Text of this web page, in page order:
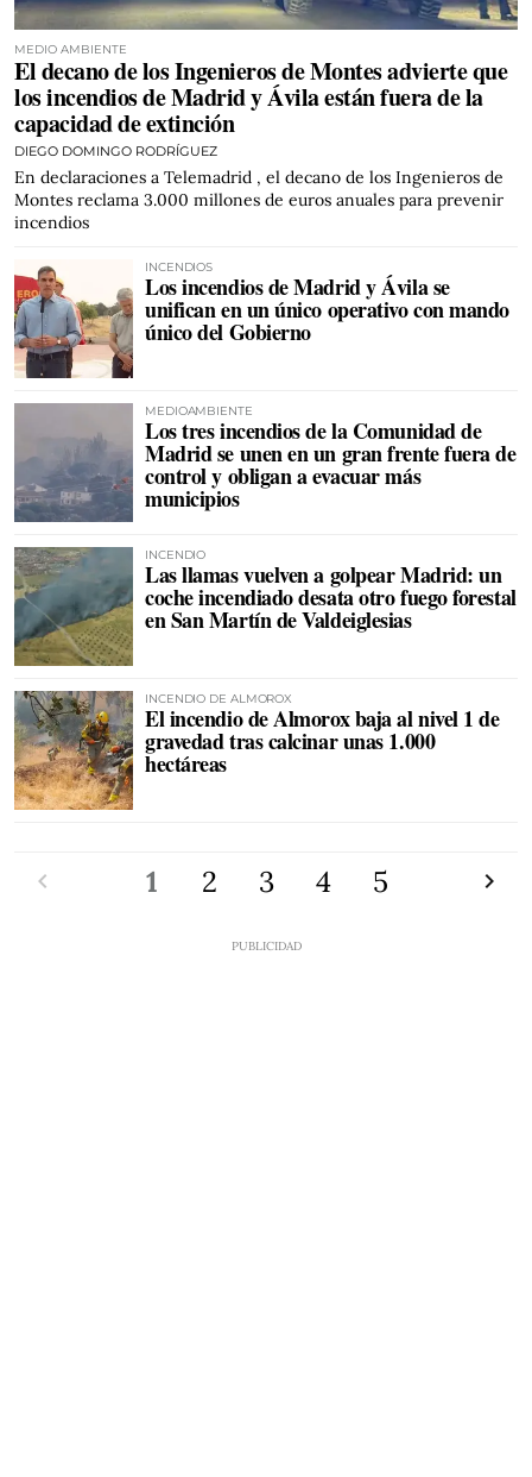
MEDIO AMBIENTE
El decano de los Ingenieros de Montes advierte que
los incendios de Madrid y Ávila están fuera de la
capacidad de extinción
DIEGO DOMINGO RODRÍGUEZ
En declaraciones a Telemadrid , el decano de los Ingenieros de
Montes reclama 3.000 millones de euros anuales para prevenir
incendios
INCENDIOS
Los incendios de Madrid y Ávila se
unifican en un único operativo con mando
único del Gobierno
MEDIOAMBIENTE
Los tres incendios de la Comunidad de
Madrid se unen en un gran frente fuera de
control y obligan a evacuar más
municipios
INCENDIO
Las llamas vuelven a golpear Madrid: un
coche incendiado desata otro fuego forestal
en San Martín de Valdeiglesias
INCENDIO DE ALMOROX
El incendio de Almorox baja al nivel 1 de
gravedad tras calcinar unas 1.000
hectáreas
1 2 3 4 5